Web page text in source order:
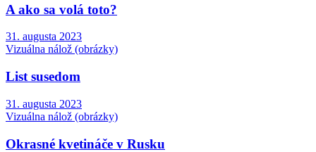
A ako sa volá toto?
31. augusta 2023
Vizuálna nálož (obrázky)
List susedom
31. augusta 2023
Vizuálna nálož (obrázky)
Okrasné kvetináče v Rusku